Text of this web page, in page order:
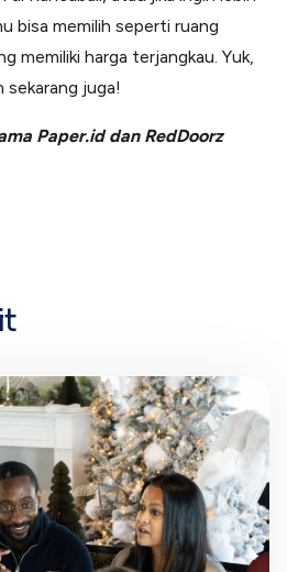
bisa memilih seperti ruang
memiliki harga terjangkau. Yuk,
sekarang juga!
Paper.id dan RedDoorz